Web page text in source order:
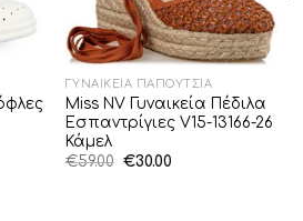
ΓΥΝΑΙΚΕΊΑ ΠΑΠΟΎΤΣΙΑ
Miss NV Γυναικεία Πέδιλα
Εσπαντρίγιες V15-13166-26
Κάμελ
€59.00 Original
€30.00Η